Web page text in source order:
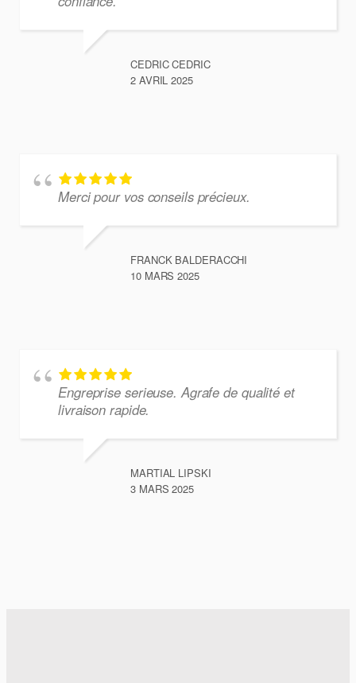
CEDRIC CEDRIC
2 AVRIL 2025
Merci pour vos conseils précieux.
FRANCK BALDERACCHI
10 MARS 2025
Engreprise serieuse. Agrafe de qualité et
livraison rapide.
MARTIAL LIPSKI
3 MARS 2025